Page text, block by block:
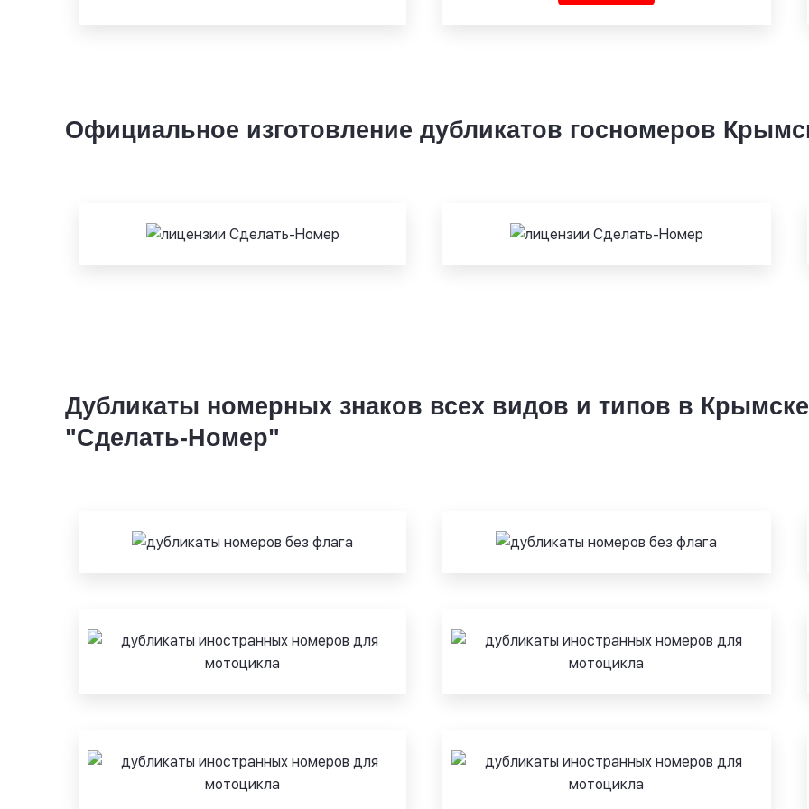
Официальное изготовление дубликатов госномеров
Дубликаты номерных знаков всех видов и типов в
"Сделать-Номер"